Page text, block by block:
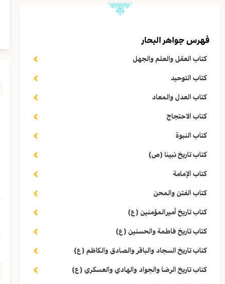
فهرس جواهر البحار
كتاب العقل والعلم والجهل
كتاب التوحيد
كتاب العدل والمعاد
كتاب الاحتجاج
كتاب النبوة
كتاب تاريخ نبينا (ص)
كتاب الإمامة
كتاب الفتن والمحن
كتاب تاريخ أميرالمؤمنين (ع)
كتاب تاريخ فاطمة والحسنين (ع)
كتاب تاريخ السجاد والباقر والصادق والكاظم (ع)
كتاب تاريخ الرضا والجواد والهادي والعسكري (ع)